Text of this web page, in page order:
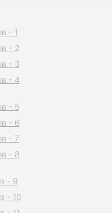
- 1
- 2
- 3
- 4
- 5
- 6
- 7
- 8
- 9
- 10